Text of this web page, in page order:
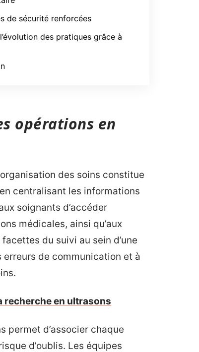
de sécurité renforcées
des pratiques grâce à
opérations en
des soins constitue
centralisant les informations
soignants d’accéder
médicales, ainsi qu’aux
du suivi au sein d’une
de communication et à
recherche en ultrasons
permet d’associer chaque
d’oublis. Les équipes